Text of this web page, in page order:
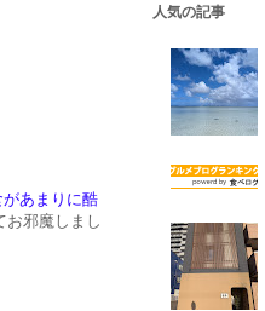
あまりに酷
お邪魔しまし
人気の記事